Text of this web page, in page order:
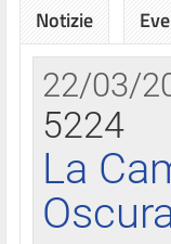
Notizie
22/03/
5224
La